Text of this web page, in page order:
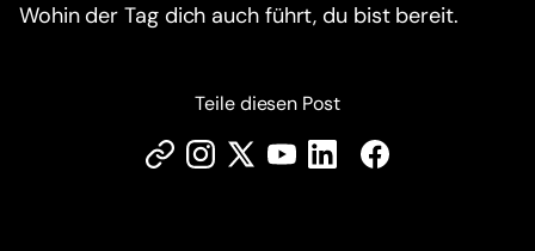
Wohin der Tag dich auch führt, du bist bereit.
Teile diesen Post